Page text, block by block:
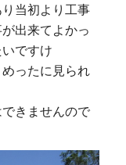
当初より工事
出来てよかっ
ですけ
ったに見られ
きませんので